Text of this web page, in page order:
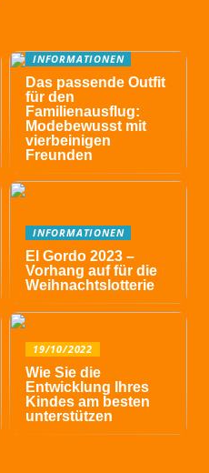
INFORMATIONEN
Das passende Outfit
für den
Familienausflug:
Modebewusst mit
vierbeinigen
Freunden
INFORMATIONEN
El Gordo 2023 –
Vorhang auf für die
Weihnachtslotterie
19/10/2022
Wie Sie die
Entwicklung Ihres
Kindes am besten
unterstützen